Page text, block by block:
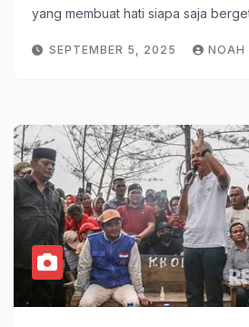
yang membuat hati siapa saja
SEPTEMBER 5, 2025 NOAH